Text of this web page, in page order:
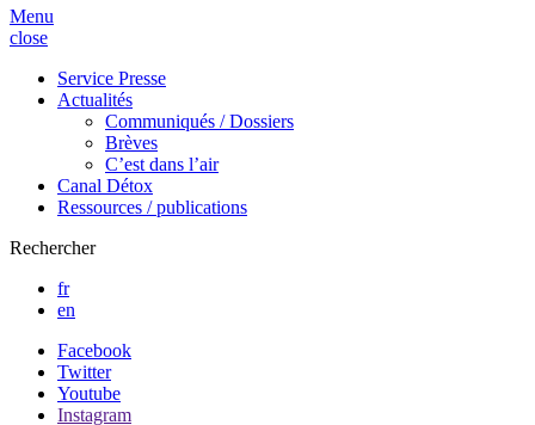
Menu
close
Service Presse
Actualités
Communiqués / Dossiers
Brèves
C’est dans l’air
Canal Détox
Ressources / publications
Rechercher
fr
en
Facebook
Twitter
Youtube
Instagram